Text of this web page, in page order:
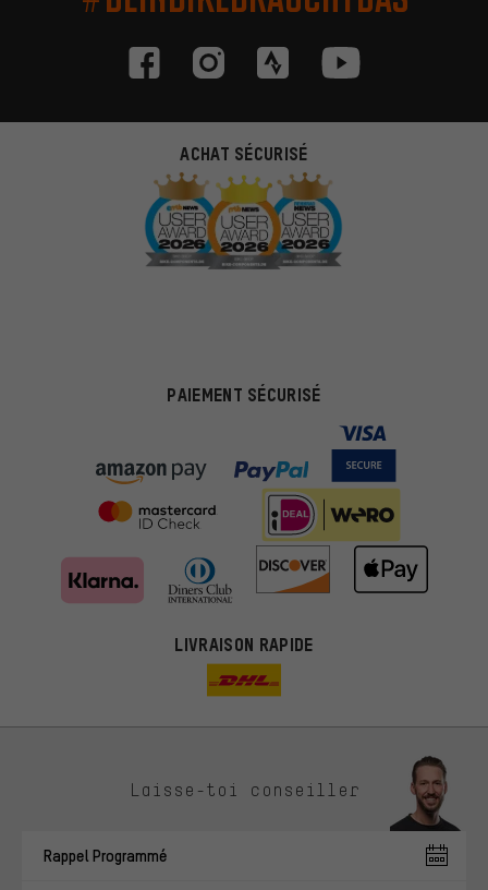
ACHAT SÉCURISÉ
PAIEMENT SÉCURISÉ
LIVRAISON RAPIDE
Laisse-toi conseiller
Rappel Programmé
Des offres plus adaptées
Au lieu de pubs au hasard, nous afficherons des offres plus
intérêts et à te présenter des offres et des conseils sur mesure.